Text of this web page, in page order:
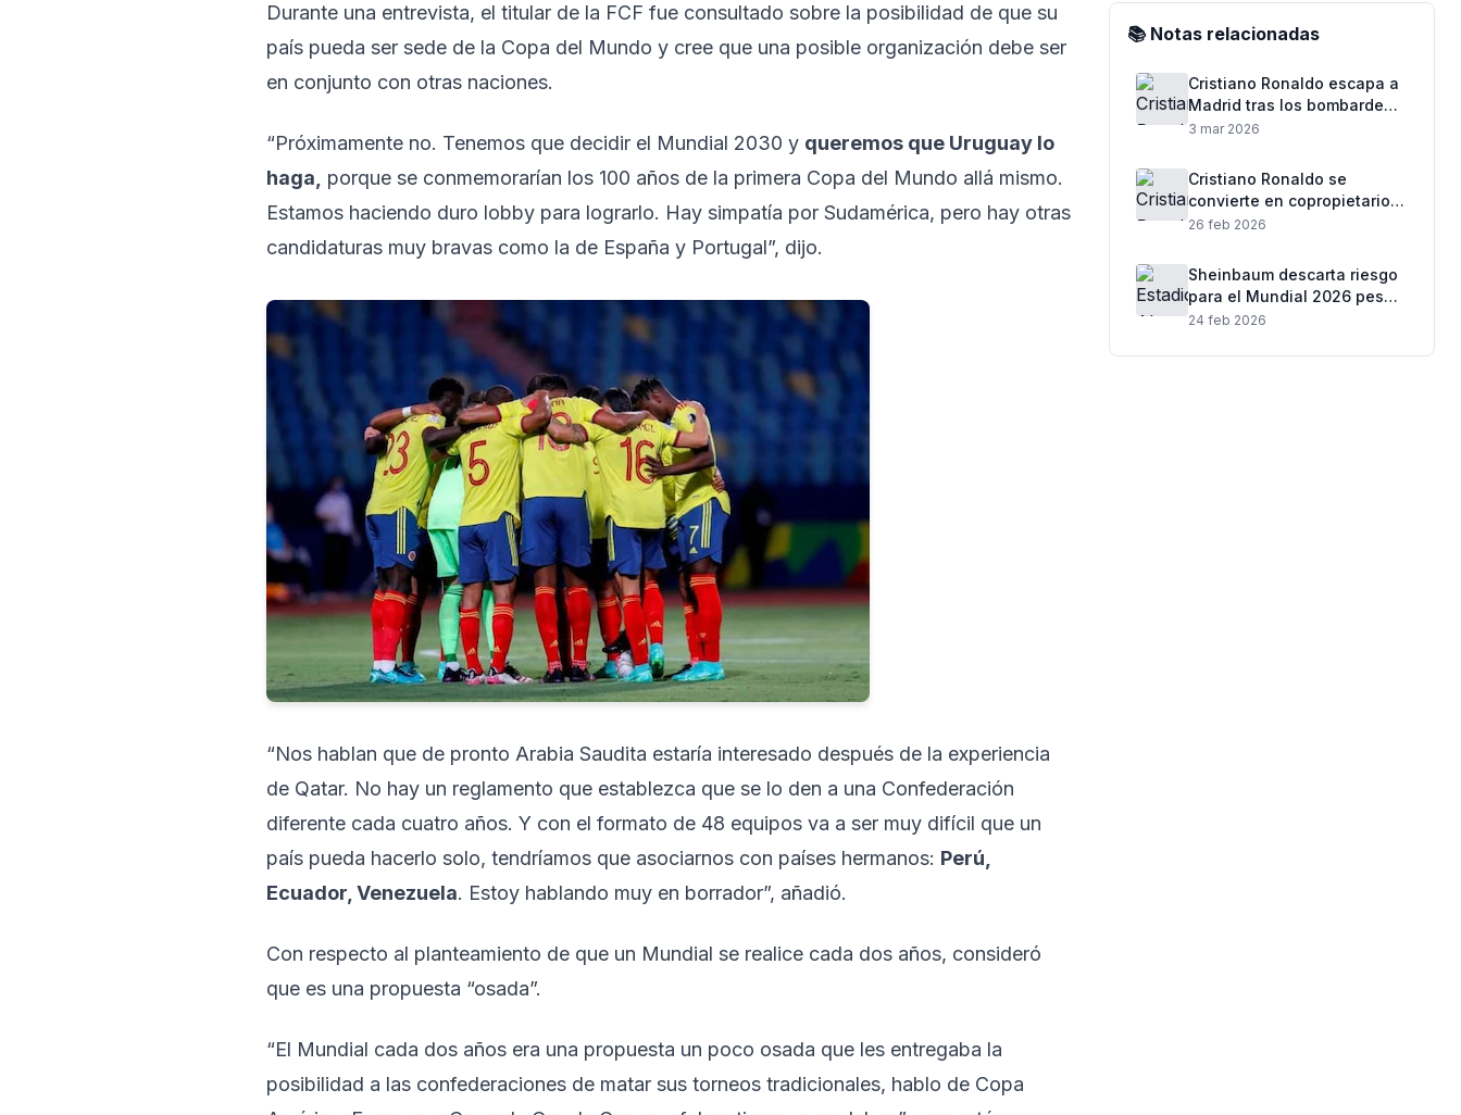
Durante una entrevista, el titular de la FCF fue consultado sobre la posibilidad de que su
país pueda ser sede de la Copa del Mundo y cree que una posible organización debe ser
en conjunto con otras naciones.
“Próximamente no. Tenemos que decidir el Mundial 2030 y queremos que Uruguay lo
haga,
porque se conmemorarían los 100 años de la primera Copa del Mundo allá mismo.
Estamos haciendo duro lobby para lograrlo. Hay simpatía por Sudamérica, pero hay otras
candidaturas muy bravas como la de España y Portugal”, dijo.
“Nos hablan que de pronto Arabia Saudita estaría interesado después de la experiencia
de Qatar. No hay un reglamento que establezca que se lo den a una Confederación
diferente cada cuatro años. Y con el formato de 48 equipos va a ser muy difícil que un
país pueda hacerlo solo, tendríamos que asociarnos con países hermanos: Perú,
Ecuador, Venezuela. Estoy hablando muy en borrador”, añadió.
Con respecto al planteamiento de que un Mundial se realice cada dos años, consideró
que es una propuesta “osada”.
“El Mundial cada dos años era una propuesta un poco osada que les entregaba la
posibilidad a las confederaciones de matar sus torneos tradicionales, hablo de Copa
📚 Notas relacionadas
Cristiano Ronaldo escapa a
Madrid tras los bombardeos
en Arabia Saudita
3 mar 2026
Cristiano Ronaldo se
convierte en copropietario
del club español: de cuál se
26 feb 2026
Sheinbaum descarta riesgo
para el Mundial 2026 pese
a ola de violencia tras
24 feb 2026